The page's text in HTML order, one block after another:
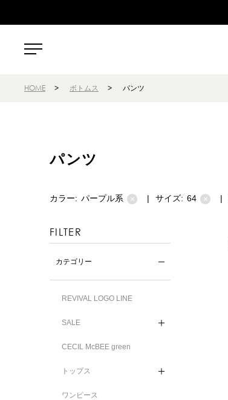
HOME > ボトムス > パンツ
パンツ
カラー: パープル系 × | サイズ: 64 × |
FILTER
カテゴリー
REVIVAL LOGO LINE
SALE
CECIL McBEE green
トップス
ワンピース